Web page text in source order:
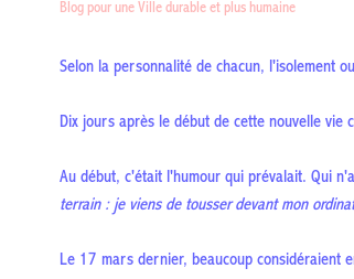
Blog pour une Ville durable et plus humaine
Selon la personnalité de chacun, l'isolement
Dix jours après le début de cette nouvelle
Au début, c'était l'humour qui prévalait. Qui
terrain : je viens de tousser devant mon
Le 17 mars dernier, beaucoup considéraient